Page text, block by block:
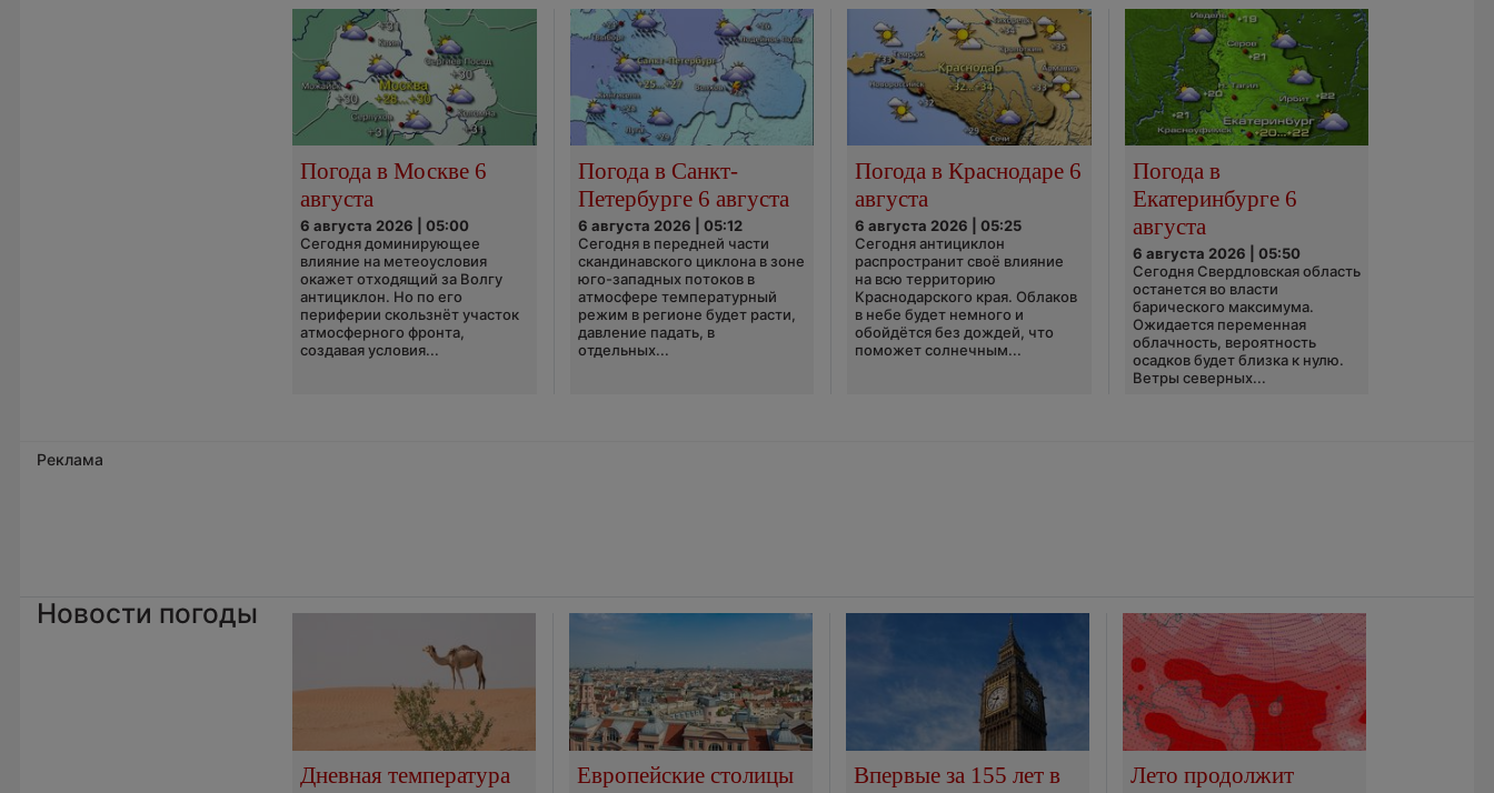
Погода в Москве 6
августа
6 августа 2026 | 05:00
Сегодня доминирующее
влияние на метеоусловия
окажет отходящий за Волгу
антициклон. Но по его
периферии скользнёт участок
атмосферного фронта,
создавая условия...
Погода в Санкт-
Петербурге 6 августа
6 августа 2026 | 05:12
Сегодня в передней части
скандинавского циклона в зоне
юго-западных потоков в
атмосфере температурный
режим в регионе будет расти,
давление падать, в
отдельных...
Погода в Краснодаре 6
августа
6 августа 2026 | 05:25
Сегодня антициклон
распространит своё влияние
на всю территорию
Краснодарского края. Облаков
в небе будет немного и
обойдётся без дождей, что
поможет солнечным...
Погода в
Екатеринбурге 6
августа
6 августа 2026 | 05:50
Сегодня Свердловская область
останется во власти
барического максимума.
Ожидается переменная
облачность, вероятность
осадков будет близка к нулю.
Ветры северных...
Реклама
Новости погоды
Дневная температура
Европейские столицы
Впервые за 155 лет в
Лето продолжит